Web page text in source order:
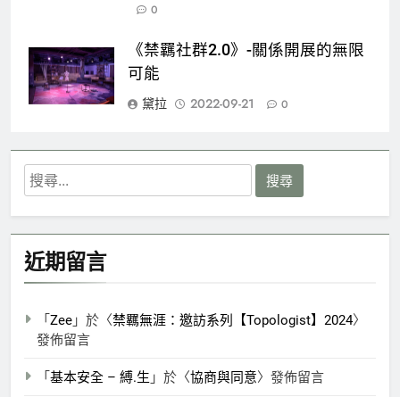
0
《禁羈社群2.0》-關係開展的無限
可能
黛拉
2022-09-21 0
搜
尋
鍵
字:
近期留言
「 Zee 」於〈禁羈無涯：邀訪系列【Topologist】2024〉
發佈留言
「 基本安全 – 縛.生 」於〈協商與同意〉發佈留言